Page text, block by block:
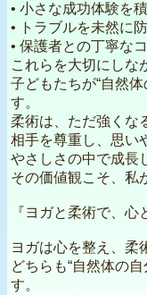
• 小さな成功体験を
• トラブルを未然に
• 保護者との丁寧な
これらを大切にしな
子どもたちが“自然
す。
柔術は、ただ強くな
相手を尊重し、思い
やさしさの中で成長
その価値観こそ、私
『ヨガと柔術で、心
ヨガは心を整え、柔
どちらも“自然体の
す。